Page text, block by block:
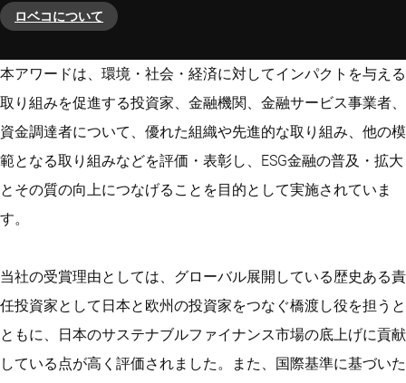
ロベコについて
本アワードは、環境・社会・経済に対してインパクトを与える
取り組みを促進する投資家、金融機関、金融サービス事業者、
資金調達者について、優れた組織や先進的な取り組み、他の模
範となる取り組みなどを評価・表彰し、ESG金融の普及・拡大
とその質の向上につなげることを目的として実施されていま
す。
当社の受賞理由としては、グローバル展開している歴史ある責
任投資家として日本と欧州の投資家をつなぐ橋渡し役を担うと
ともに、日本のサステナブルファイナンス市場の底上げに貢献
している点が高く評価されました。また、国際基準に基づいた